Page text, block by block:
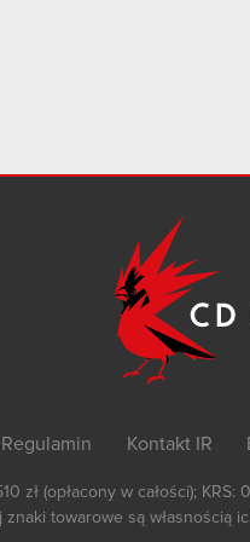
Regulamin Kontakt IR
zł (opłacony w całości);
towarowe są własnością